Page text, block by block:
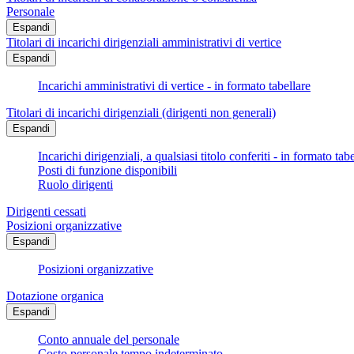
Personale
Espandi
Titolari di incarichi dirigenziali amministrativi di vertice
Espandi
Incarichi amministrativi di vertice - in formato tabellare
Titolari di incarichi dirigenziali (dirigenti non generali)
Espandi
Incarichi dirigenziali, a qualsiasi titolo conferiti - in formato
Posti di funzione disponibili
Ruolo dirigenti
Dirigenti cessati
Posizioni organizzative
Espandi
Posizioni organizzative
Dotazione organica
Espandi
Conto annuale del personale